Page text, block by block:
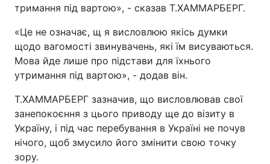
тримання під вартою», - сказав Т.ХАММАРБЕРГ.
«Це не означає, щ я висловлюю якісь думки
щодо вагомості звинувачень, які їм висуваються.
Мова йде лише про підстави для їхнього
утримання під вартою», - додав він.
Т.ХАММАРБЕРГ зазначив, що висловлював свої
занепокоєння з цього приводу ще до візиту в
Україну, і під час перебування в Україні не почув
нічого, щоб змусило його змінити свою точку
зору.